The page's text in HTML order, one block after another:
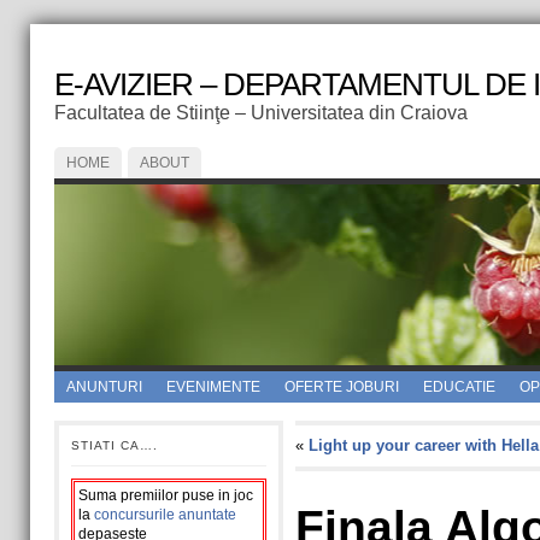
E-AVIZIER – DEPARTAMENTUL DE
Facultatea de Stiinţe – Universitatea din Craiova
HOME ABOUT
ANUNTURI EVENIMENTE OFERTE JOBURI EDUCATIE
STIATI CA….
Suma premiilor puse in joc
la concursurile anuntate
depaseste
« Light up your career with Hella
Finala